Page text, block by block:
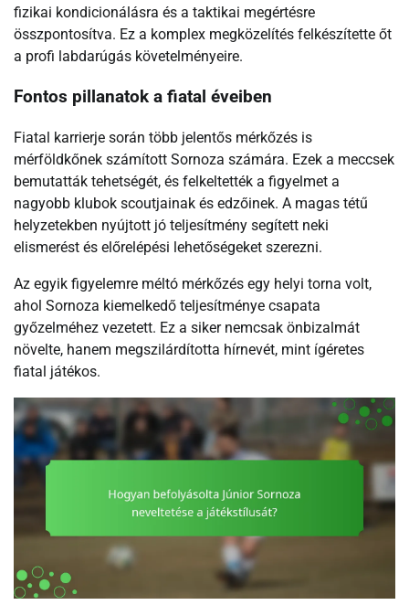
fizikai kondicionálásra és a taktikai megértésre
összpontosítva. Ez a komplex megközelítés felkészítette őt
a profi labdarúgás követelményeire.
Fontos pillanatok a fiatal éveiben
Fiatal karrierje során több jelentős mérkőzés is
mérföldkőnek számított Sornoza számára. Ezek a meccsek
bemutatták tehetségét, és felkeltették a figyelmet a
nagyobb klubok scoutjainak és edzőinek. A magas tétű
helyzetekben nyújtott jó teljesítmény segített neki
elismerést és előrelépési lehetőségeket szerezni.
Az egyik figyelemre méltó mérkőzés egy helyi torna volt,
ahol Sornoza kiemelkedő teljesítménye csapata
győzelméhez vezetett. Ez a siker nemcsak önbizalmát
növelte, hanem megszilárdította hírnevét, mint ígéretes
fiatal játékos.